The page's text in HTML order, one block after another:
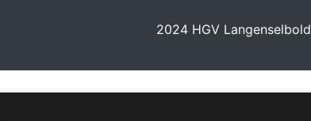
2024 HGV Langenselbold